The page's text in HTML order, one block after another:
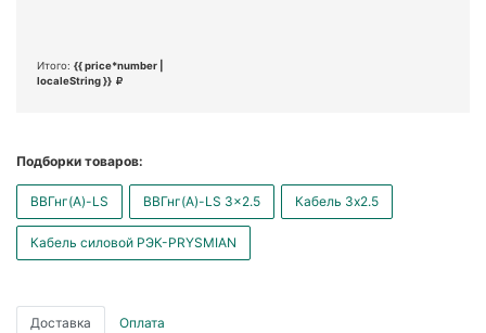
Итого: {{ price*number |
localeString }}
Подборки товаров:
ВВГнг(А)-LS ВВГнг(А)-LS 3x2.5 Кабель 3x2.5
Кабель силовой РЭК-PRYSMIAN
Доставка Оплата